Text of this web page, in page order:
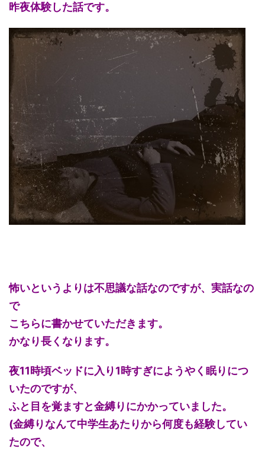
昨夜体験した話です。
怖いというよりは不思議な話なのですが、実話なの
で
こちらに書かせていただきます。
かなり長くなります。
夜11時頃ベッドに入り1時すぎにようやく眠りにつ
いたのですが、
ふと目を覚ますと金縛りにかかっていました。
(金縛りなんて中学生あたりから何度も経験してい
たので、